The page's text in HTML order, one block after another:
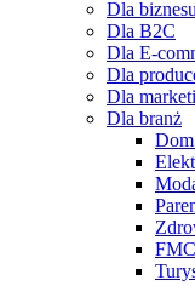
Dla
Dla B2C
Dla E-
Dla
Dla
Dla branż